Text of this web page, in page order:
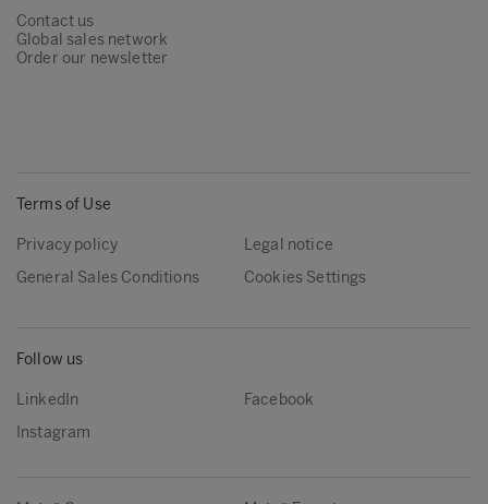
Contact us
Global sales network
Order our newsletter
Terms of Use
Privacy policy
Legal notice
General Sales Conditions
Cookies Settings
Follow us
LinkedIn
Facebook
Instagram